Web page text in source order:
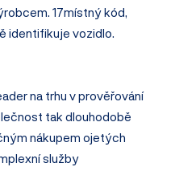
17místný kód,
identifikuje vozidlo.
na trhu v prověřování
tak dlouhodobě
nákupem ojetých
služby